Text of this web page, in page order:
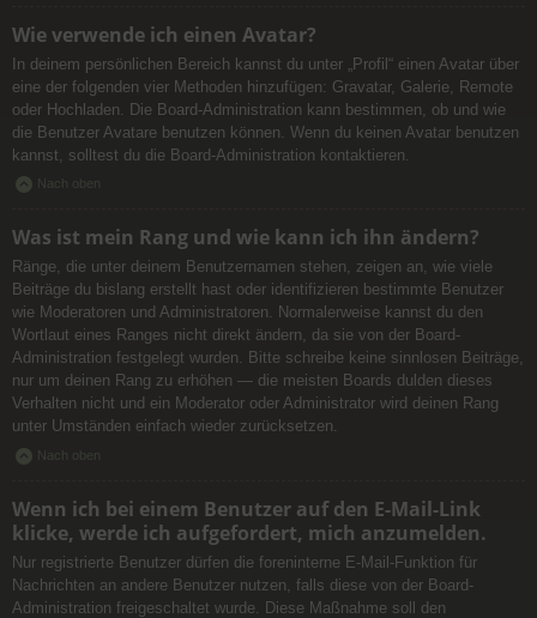
Wie verwende ich einen Avatar?
In deinem persönlichen Bereich kannst du unter „Profil“ einen Avatar über
eine der folgenden vier Methoden hinzufügen: Gravatar, Galerie, Remote
oder Hochladen. Die Board-Administration kann bestimmen, ob und wie
die Benutzer Avatare benutzen können. Wenn du keinen Avatar benutzen
kannst, solltest du die Board-Administration kontaktieren.
Nach oben
Was ist mein Rang und wie kann ich ihn ändern?
Ränge, die unter deinem Benutzernamen stehen, zeigen an, wie viele
Beiträge du bislang erstellt hast oder identifizieren bestimmte Benutzer
wie Moderatoren und Administratoren. Normalerweise kannst du den
Wortlaut eines Ranges nicht direkt ändern, da sie von der Board-
Administration festgelegt wurden. Bitte schreibe keine sinnlosen Beiträge,
nur um deinen Rang zu erhöhen — die meisten Boards dulden dieses
Verhalten nicht und ein Moderator oder Administrator wird deinen Rang
unter Umständen einfach wieder zurücksetzen.
Nach oben
Wenn ich bei einem Benutzer auf den E-Mail-Link
klicke, werde ich aufgefordert, mich anzumelden.
Nur registrierte Benutzer dürfen die foreninterne E-Mail-Funktion für
Nachrichten an andere Benutzer nutzen, falls diese von der Board-
Administration freigeschaltet wurde. Diese Maßnahme soll den